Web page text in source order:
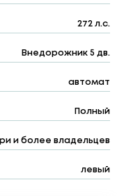
272 л.с.
Внедорожник 5 дв.
автомат
Полный
и более владельцев
левый